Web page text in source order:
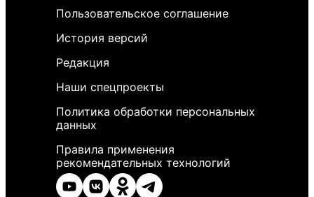
Пользовательское соглашение
История версий
Редакция
Наши спецпроекты
Политика обработки персональных
данных
Правила применения
рекомендательных технологий